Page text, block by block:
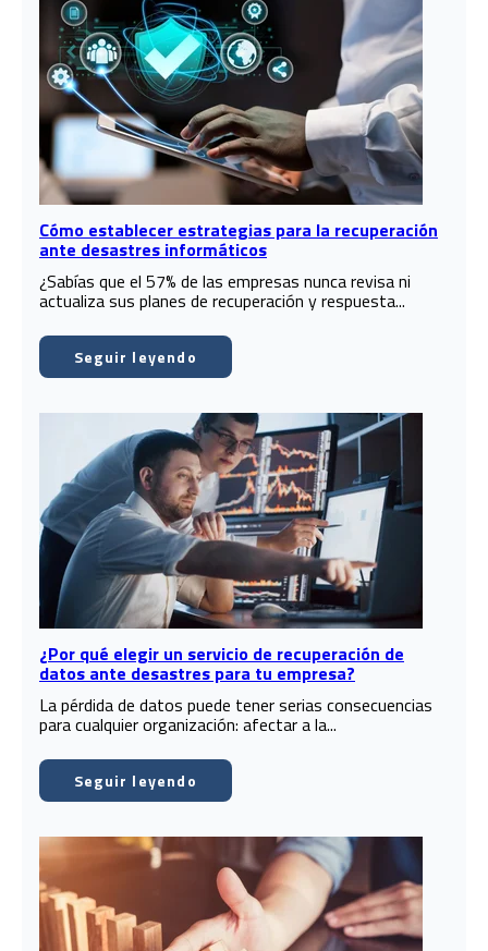
Cómo establecer estrategias para la recuperación
ante desastres informáticos
¿Sabías que el 57% de las empresas nunca revisa ni
actualiza sus planes de recuperación y respuesta...
Seguir leyendo
¿Por qué elegir un servicio de recuperación de
datos ante desastres para tu empresa?
La pérdida de datos puede tener serias consecuencias
para cualquier organización: afectar a la...
Seguir leyendo